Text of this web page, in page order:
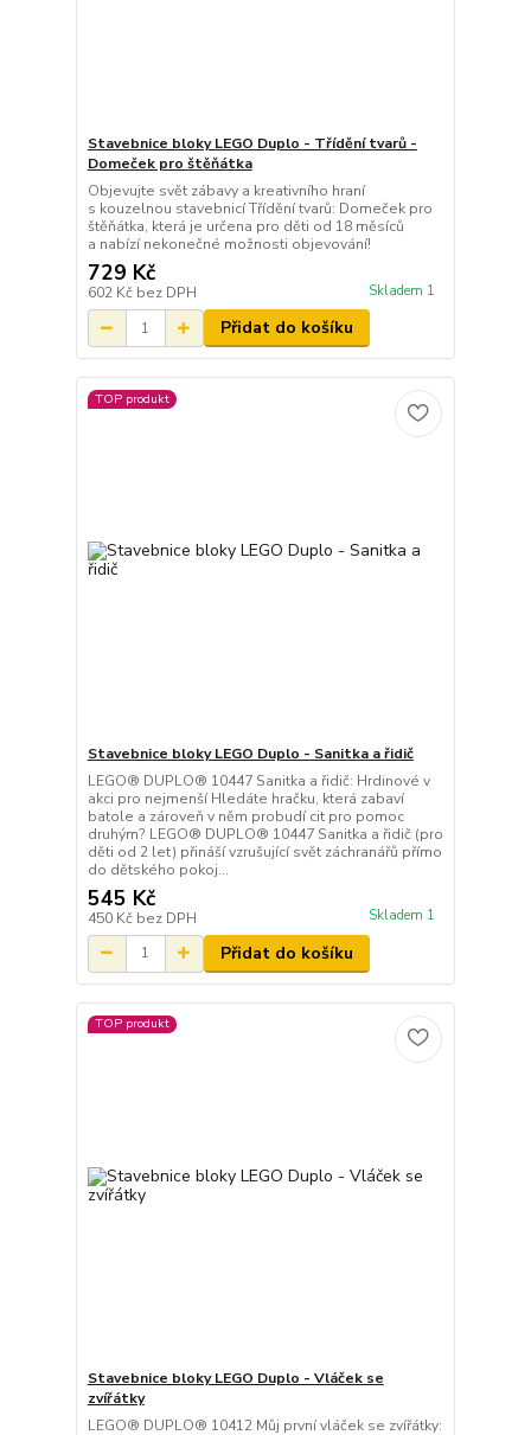
Stavebnice bloky LEGO Duplo - Třídění tvarů -
Domeček pro štěňátka
Objevujte svět zábavy a kreativního hraní
s kouzelnou stavebnicí Třídění tvarů: Domeček pro
štěňátka, která je určena pro děti od 18 měsíců
a nabízí nekonečné možnosti objevování!
729 Kč
602 Kč bez DPH Skladem 1
Přidat do košíku
TOP produkt
Stavebnice bloky LEGO Duplo - Sanitka a řidič
LEGO® DUPLO® 10447 Sanitka a řidič: Hrdinové v
akci pro nejmenší Hledáte hračku, která zabaví
batole a zároveň v něm probudí cit pro pomoc
druhým? LEGO® DUPLO® 10447 Sanitka a řidič (pro
děti od 2 let) přináší vzrušující svět záchranářů přímo
do dětského pokoj...
545 Kč
450 Kč bez DPH Skladem 1
Přidat do košíku
TOP produkt
Stavebnice bloky LEGO Duplo - Vláček se
zvířátky
LEGO® DUPLO® 10412 Můj první vláček se zvířátky: